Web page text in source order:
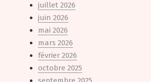
juillet 2026
juin 2026
mai 2026
mars 2026
février 2026
octobre 2025